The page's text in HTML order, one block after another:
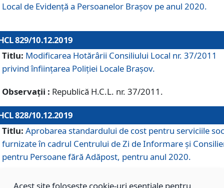
Local de Evidenţă a Persoanelor Braşov pe anul 2020.
829/10.12.2019
Titlu: Modificarea Hotărârii Consiliului Local nr. 37/2011
privind înființarea Poliției Locale Brașov.
Observații : Republică H.C.L. nr. 37/2011.
828/10.12.2019
Titlu: Aprobarea standardului de cost pentru serviciile
furnizate în cadrul Centrului de Zi de Informare și
pentru Persoane fără Adăpost, pentru anul 2020.
Acest site folosește cookie-uri esențiale pentru